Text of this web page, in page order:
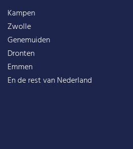
Kampen
Zwolle
Genemuiden
Dronten
Emmen
En de rest vanNederland